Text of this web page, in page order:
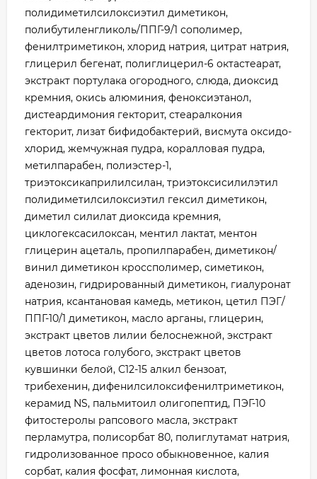
полидиметилсилоксиэтил диметикон,
полибутиленгликоль/ППГ-9/1 сополимер,
фенилтриметикон, хлорид натрия, цитрат натрия,
глицерил бегенат, полиглицерил-6 октастеарат,
экстракт портулака огородного, слюда, диоксид
кремния, окись алюминия, феноксиэтанол,
дистеардимония гекторит, стеаралкония
гекторит, лизат бифидобактерий, висмута оксидо-
хлорид, жемчужная пудра, коралловая пудра,
метилпарабен, полиэстер-1,
триэтоксикаприлилсилан, триэтоксисилилэтил
полидиметилсилоксиэтил гексил диметикон,
диметил силилат диоксида кремния,
циклогексасилоксан, ментил лактат, ментон
глицерин ацеталь, пропилпарабен, диметикон/
винил диметикон кроссполимер, симетикон,
аденозин, гидрированный диметикон, гиалуронат
натрия, ксантановая камедь, метикон, цетил ПЭГ/
ППГ-10/1 диметикон, масло арганы, глицерин,
экстракт цветов лилии белоснежной, экстракт
цветов лотоса голубого, экстракт цветов
кувшинки белой, С12-15 алкил бензоат,
трибехенин, дифенилсилоксифенилтриметикон,
керамид NS, пальмитоил олигопептид, ПЭГ-10
фитостеролы рапсового масла, экстракт
перламутра, полисорбат 80, полиглутамат натрия,
гидролизованное просо обыкновенное, калия
сорбат, калия фосфат, лимонная кислота,